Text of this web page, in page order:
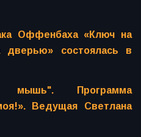
Оффенбаха «Ключ на
состоялась в
мышь". Программа
Ведущая Светлана